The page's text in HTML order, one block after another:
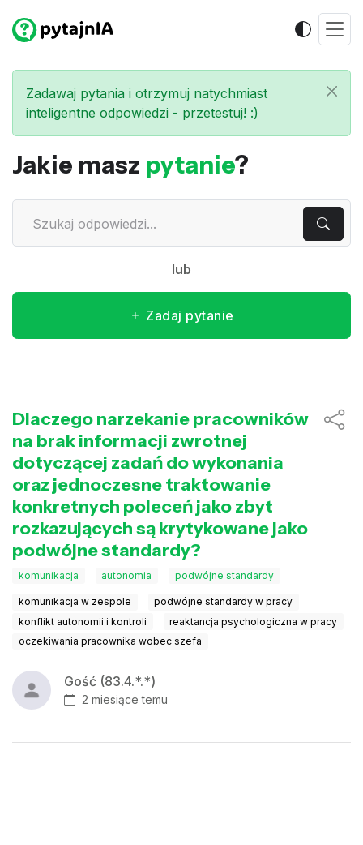
Zadawaj pytania i otrzymuj natychmiast
inteligentne odpowiedzi - przetestuj! :)
Jakie masz pytanie?
lub
Zadaj pytanie
Dlaczego narzekanie pracowników
na brak informacji zwrotnej
dotyczącej zadań do wykonania
oraz jednoczesne traktowanie
konkretnych poleceń jako zbyt
rozkazujących są krytykowane jako
podwójne standardy?
komunikacja autonomia podwójne standardy
komunikacja w zespole
podwójne standardy w pracy
konflikt autonomii i kontroli
reaktancja psychologiczna w pracy
oczekiwania pracownika wobec szefa
Gość (83.4.*.*)
2 miesiące temu